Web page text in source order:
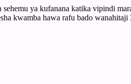
ya kufanana katika vipindi
kwamba hawa rafu bado